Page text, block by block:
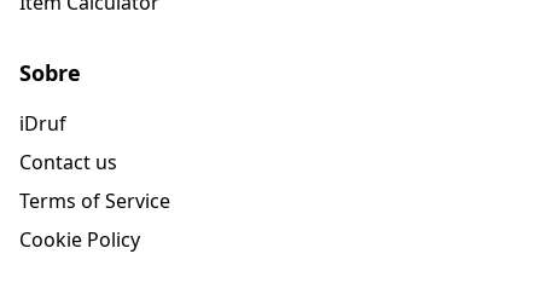
Sobre
iDruf
Contact us
Terms of Service
Cookie Policy